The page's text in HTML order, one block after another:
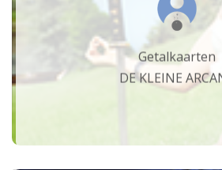
Getalkaarten
DE KLEINE